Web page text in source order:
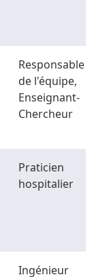
Responsable
de l'équipe,
Enseignant-
Chercheur
Praticien
hospitalier
Ingénieur